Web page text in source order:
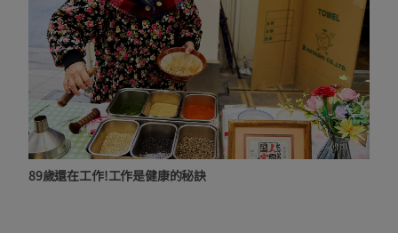
89歲還在工作!工作是健康的秘訣